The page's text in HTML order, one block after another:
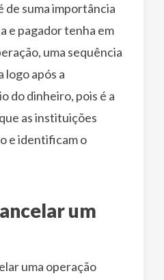
de suma importância
e pagador tenha em
uma sequência
logo após a
do dinheiro, pois é a
as instituições
e identificam o
um
uma operação